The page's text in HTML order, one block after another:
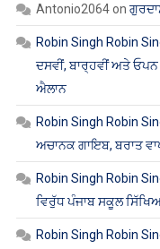
Antonio2064on
Robin Singh Robin
ਦਸਵੀਂ, ਬਾਰ੍ਹਵੀਂ ਅਤੇ
ਐਲਾਨ
Robin Singh Robin
ਅਚਾਨਕ ਗਾਇਬ, ਬਰਾਤ
Robin Singh Robin
ਵਿਰੁੱਧ ਪੰਜਾਬ ਸਕੂਲ
Robin Singh Robin